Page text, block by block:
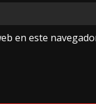
en este